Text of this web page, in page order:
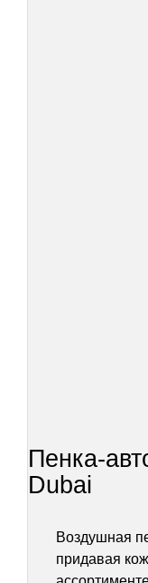
Пенка-
Dubai
Воздушная
придавая